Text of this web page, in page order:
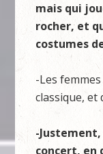
mais qui
rocher, et
costumes
-Les
classique, et
-
concert, en